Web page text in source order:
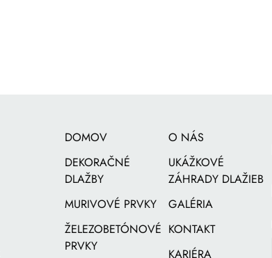
DOMOV
DEKORAČNÉ
DLAŽBY
MURIVOVÉ PRVKY
ŽELEZOBETÓNOVÉ
PRVKY
O NÁS
UKÁŽKOVÉ
ZÁHRADY DLAŽIEB
GALÉRIA
KONTAKT
KARIÉRA